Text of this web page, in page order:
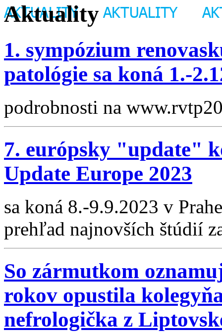
Aktuality
1. sympózium
patológie sa koná 1.-
podrobnosti na
7. európsky "update"
Update Europe 2023
sa koná 8.-9.9.2023 v
prehľad najnovších štúdií
So zármutkom
rokov opustila
nefrologička z